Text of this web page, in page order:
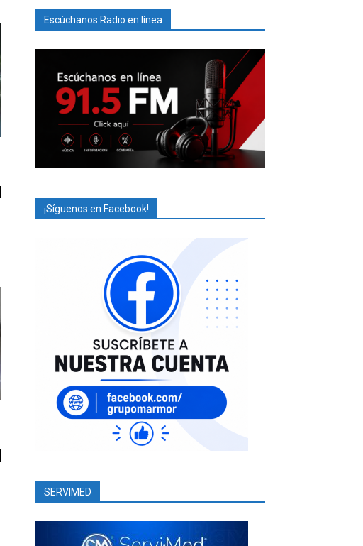
Escúchanos Radio en línea
¡Síguenos en Facebook!
SERVIMED